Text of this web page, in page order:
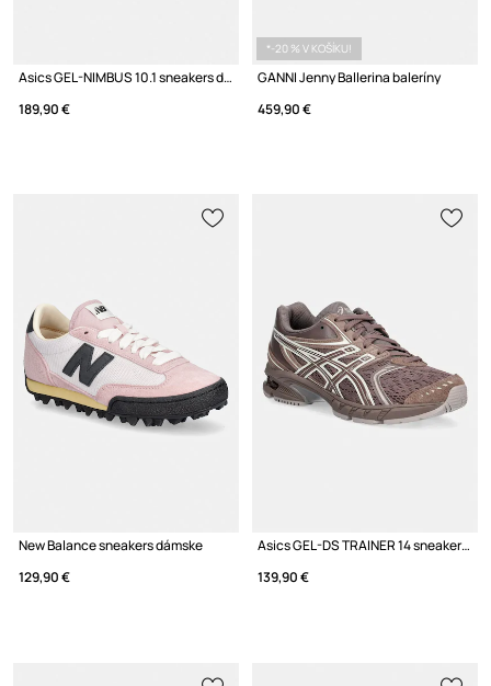
Asics GEL-NIMBUS 10.1 sneakers dámske
189,90 €
*-20 % V KOŠÍKU!
GANNI Jenny Ballerina baleríny
459,90 €
New Balance sneakers dámske
129,90 €
Asics GEL-DS TRAINER 14 sneakers dámske
139,90 €